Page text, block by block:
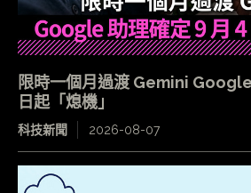
限時一個月過渡 Gemini
日起「熄機」
科技新聞 2026-08-07